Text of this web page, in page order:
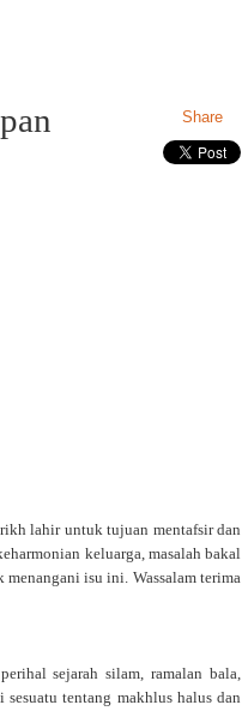
Share
lahir untuk tujuan mentafsir dan
keluarga, masalah bakal
isu ini. Wassalam terima
sejarah silam, ramalan bala,
tentang makhlus halus dan